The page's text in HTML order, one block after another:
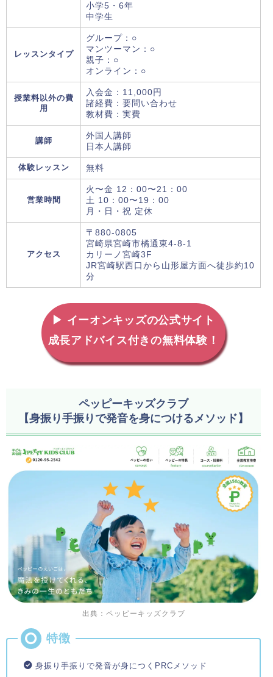
小学5・6年
中学生
レッスンタイプ
グループ：○
マンツーマン：○
親子：○
オンライン：○
授業料以外の費
用
入会金：11,000円
諸経費：要問い合わせ
教材費：実費
講師
外国人講師
日本人講師
体験レッスン 無料
営業時間
火〜金 12：00〜21：00
土 10：00〜19：00
月・日・祝 定休
アクセス
〒880-0805
宮崎県宮崎市橘通東4-8-1
カリーノ宮崎3F
JR宮崎駅西口から山形屋方面へ徒歩約10
分
▶ イーオンキッズの公式サイト
成長アドバイス付きの無料体験！
ペッピーキッズクラブ
【身振り手振りで発音を身につけるメソッド】
出典：ペッピーキッズクラブ
身振り手振りで発音が身につくPRCメソッド